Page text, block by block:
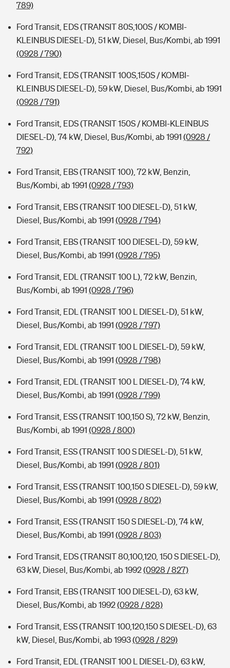
789)
Ford Transit, EDS (TRANSIT 80S,100S / KOMBI-
KLEINBUS DIESEL-D), 51 kW, Diesel, Bus/Kombi, ab 1991
(0928 / 790)
Ford Transit, EDS (TRANSIT 100S,150S / KOMBI-
KLEINBUS DIESEL-D), 59 kW, Diesel, Bus/Kombi, ab 1991
(0928 / 791)
Ford Transit, EDS (TRANSIT 150S / KOMBI-KLEINBUS
DIESEL-D), 74 kW, Diesel, Bus/Kombi, ab 1991 (0928 /
792)
Ford Transit, EBS (TRANSIT 100), 72 kW, Benzin,
Bus/Kombi, ab 1991 (0928 / 793)
Ford Transit, EBS (TRANSIT 100 DIESEL-D), 51 kW,
Diesel, Bus/Kombi, ab 1991 (0928 / 794)
Ford Transit, EBS (TRANSIT 100 DIESEL-D), 59 kW,
Diesel, Bus/Kombi, ab 1991 (0928 / 795)
Ford Transit, EDL (TRANSIT 100 L), 72 kW, Benzin,
Bus/Kombi, ab 1991 (0928 / 796)
Ford Transit, EDL (TRANSIT 100 L DIESEL-D), 51 kW,
Diesel, Bus/Kombi, ab 1991 (0928 / 797)
Ford Transit, EDL (TRANSIT 100 L DIESEL-D), 59 kW,
Diesel, Bus/Kombi, ab 1991 (0928 / 798)
Ford Transit, EDL (TRANSIT 100 L DIESEL-D), 74 kW,
Diesel, Bus/Kombi, ab 1991 (0928 / 799)
Ford Transit, ESS (TRANSIT 100,150 S), 72 kW, Benzin,
Bus/Kombi, ab 1991 (0928 / 800)
Ford Transit, ESS (TRANSIT 100 S DIESEL-D), 51 kW,
Diesel, Bus/Kombi, ab 1991 (0928 / 801)
Ford Transit, ESS (TRANSIT 100,150 S DIESEL-D), 59 kW,
Diesel, Bus/Kombi, ab 1991 (0928 / 802)
Ford Transit, ESS (TRANSIT 150 S DIESEL-D), 74 kW,
Diesel, Bus/Kombi, ab 1991 (0928 / 803)
Ford Transit, EDS (TRANSIT 80,100,120, 150 S DIESEL-D),
63 kW, Diesel, Bus/Kombi, ab 1992(0928 / 827)
Ford Transit, EBS (TRANSIT 100 DIESEL-D), 63 kW,
Diesel, Bus/Kombi, ab 1992(0928 / 828)
Ford Transit, ESS (TRANSIT 100,120,150 S DIESEL-D), 63
kW, Diesel, Bus/Kombi, ab 1993(0928 / 829)
Ford Transit, EDL (TRANSIT 100 L DIESEL-D), 63 kW,